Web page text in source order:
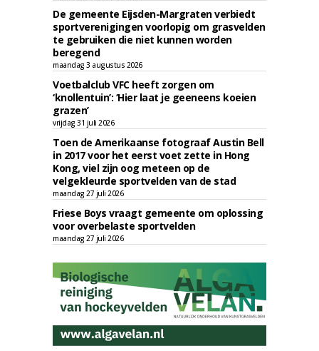
De gemeente Eijsden-Margraten verbiedt
sportverenigingen voorlopig om grasvelden
te gebruiken die niet kunnen worden
beregend
maandag 3 augustus 2026
Voetbalclub VFC heeft zorgen om
‘knollentuin’: ‘Hier laat je geeneens koeien
grazen’
vrijdag 31 juli 2026
Toen de Amerikaanse fotograaf Austin Bell
in 2017 voor het eerst voet zette in Hong
Kong, viel zijn oog meteen op de
velgekleurde sportvelden van de stad
maandag 27 juli 2026
Friese Boys vraagt gemeente om oplossing
voor overbelaste sportvelden
maandag 27 juli 2026